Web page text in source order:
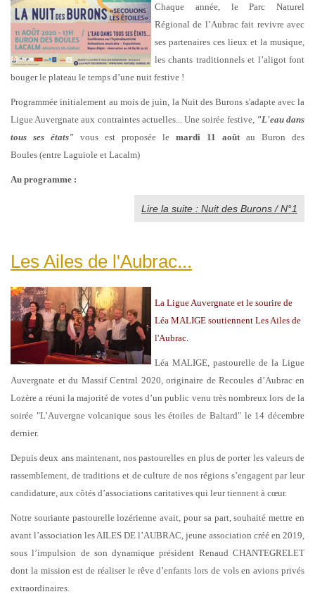
Chaque année, le Parc Naturel
Régional de l’Aubrac fait revivre avec
ses partenaires ces lieux et la musique,
les chants traditionnels et l’aligot font
bouger le plateau le temps d’une nuit festive !
Programmée initialement au mois de juin, la Nuit des Burons s'adapte avec la
Ligue Auvergnate aux contraintes actuelles... Une soirée festive, "L'eau dans
tous ses états" vous est proposée le mardi 11 août au Buron des
Boules (entre Laguiole et Lacalm)
Au programme :
Lire la suite : Nuit des Burons / N°1
Les Ailes de l'Aubrac...
La Ligue Auvergnate et le sourire de
Léa MALIGE soutiennent Les Ailes de
l'Aubrac.
Léa MALIGE, pastourelle de la Ligue
Auvergnate et du Massif Central 2020, originaire de Recoules d’Aubrac en
Lozère a réuni la majorité de votes d’un public venu très nombreux lors de la
soirée "L’Auvergne volcanique sous les étoiles de Baltard" le 14 décembre
dernier.
Depuis deux ans maintenant, nos pastourelles en plus de porter les valeurs de
rassemblement, de traditions et de culture de nos régions s’engagent par leur
candidature, aux côtés d’associations caritatives qui leur tiennent à cœur.
Notre souriante pastourelle lozérienne avait, pour sa part, souhaité mettre en
avant l’association les AILES DE l’AUBRAC, jeune association créé en 2019,
sous l’impulsion de son dynamique président Renaud CHANTEGRELET
dont la mission est de réaliser le rêve d’enfants lors de vols en avions privés
extraordinaires.